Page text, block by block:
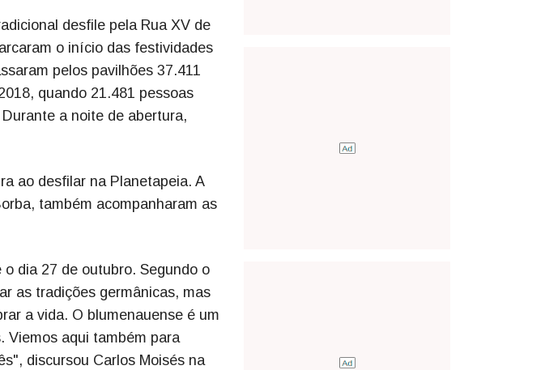
desfile pela Rua XV de
o início das festividades
pelos pavilhões 37.411
quando 21.481 pessoas
a noite de abertura,
ao desfilar na Planetapeia. A
também acompanharam as
dia 27 de outubro. Segundo o
as tradições germânicas, mas
a vida. O blumenauense é um
Viemos aqui também para
discursou Carlos Moisés na